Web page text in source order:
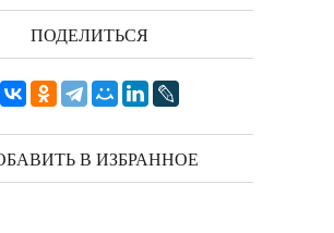
ПОДЕЛИТЬСЯ
В ИЗБРАННОЕ